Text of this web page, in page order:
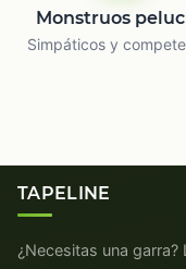
Monstruos
Simpáticos y
TAPELINE
¿Necesitas una